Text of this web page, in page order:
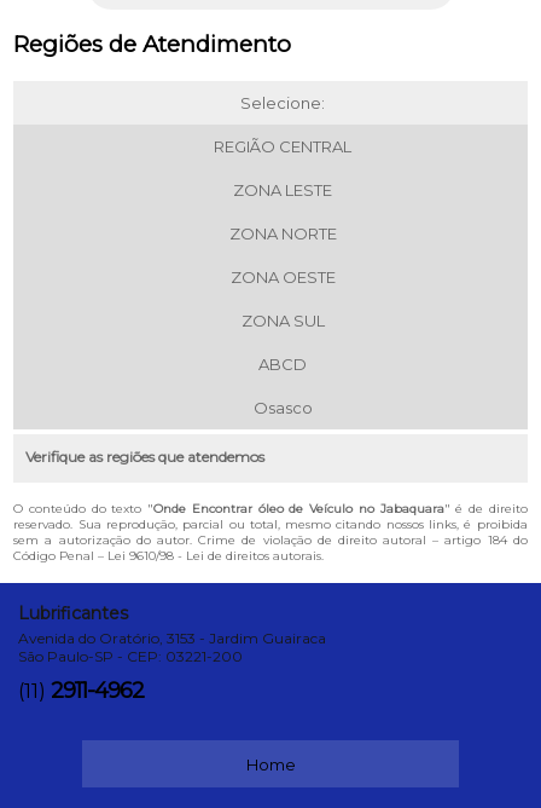
Regiões de Atendimento
Selecione:
REGIÃO CENTRAL
ZONA LESTE
ZONA NORTE
ZONA OESTE
ZONA SUL
ABCD
Osasco
Verifique as regiões que atendemos
O conteúdo do texto "Onde Encontrar óleo de Veículo no Jabaquara" é de direito
reservado. Sua reprodução, parcial ou total, mesmo citando nossos links, é proibida
sem a autorização do autor. Crime de violação de direito autoral – artigo 184 do
Código Penal – Lei 9610/98 - Lei de direitos autorais.
Lubrificantes
Avenida do Oratório, 3153 - Jardim Guairaca
São Paulo-SP - CEP: 03221-200
(11) 2911-4962
Home